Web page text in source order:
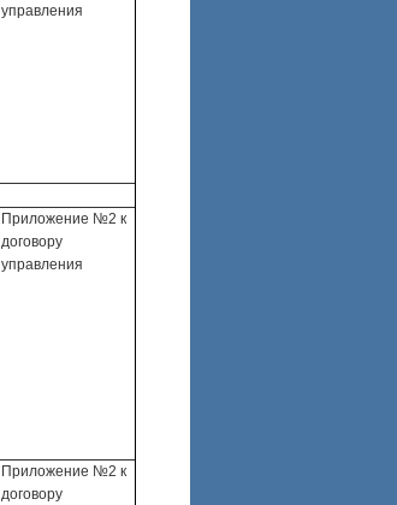
управления
Приложение №2 к
договору
управления
Приложение №2 к
договору